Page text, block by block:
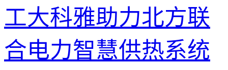
工大科雅助力北方联
合电力智慧供热系统